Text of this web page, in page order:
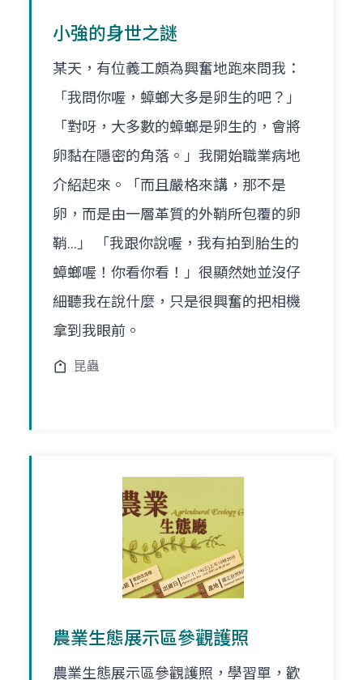
小強的身世之謎
某天，有位義工頗為興奮地跑來問我：
「我問你喔，蟑螂大多是卵生的吧？」
「對呀，大多數的蟑螂是卵生的，會將
卵黏在隱密的角落。」我開始職業病地
介紹起來。「而且嚴格來講，那不是
卵，而是由一層革質的外鞘所包覆的卵
鞘...」 「我跟你說喔，我有拍到胎生的
蟑螂喔！你看你看！」很顯然她並沒仔
細聽我在說什麼，只是很興奮的把相機
拿到我眼前。
昆蟲
農業生態展示區參觀護照
農業生態展示區參觀護照，學習單，歡